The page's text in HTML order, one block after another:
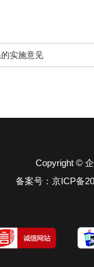
实施意见
Copyright ©
备案号： 京ICP备